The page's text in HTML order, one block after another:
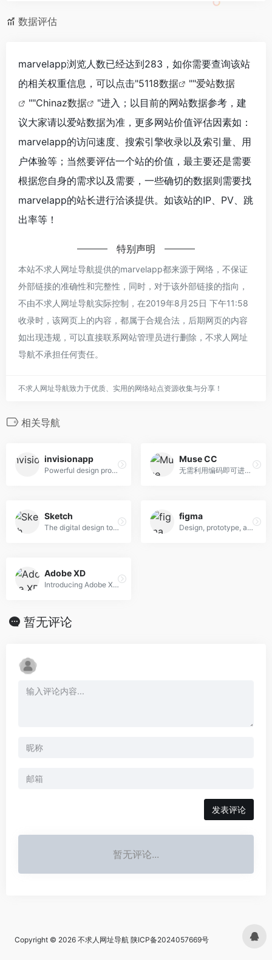
数据评估
marvelapp浏览人数已经达到283，如你需要查询该站
的相关权重信息，可以点击"5118数据 ""爱站数据
""Chinaz数据
"进入；以目前的网站数据参考，建
议大家请以爱站数据为准，更多网站价值评估因素如：
marvelapp的访问速度、搜索引擎收录以及索引量、用
户体验等；当然要评估一个站的价值，最主要还是需要
根据您自身的需求以及需要，一些确切的数据则需要找
marvelapp的站长进行洽谈提供。如该站的IP、PV、跳
出率等！
特别声明
本站不求人网址导航提供的marvelapp都来源于网络，不保证
外部链接的准确性和完整性，同时，对于该外部链接的指向，
不由不求人网址导航实际控制，在2019年8月25日 下午11:58
收录时，该网页上的内容，都属于合规合法，后期网页的内容
如出现违规，可以直接联系网站管理员进行删除，不求人网址
导航不承担任何责任。
不求人网址导航致力于优质、实用的网络站点资源收集与分享！
相关导航
invisionapp
Powerful design prototyping tools
Muse CC
无需利用编码即可进行网站设计。
Sketch
The digital design toolkit
figma
Design, prototype, and gather feedback all in one place with Figma.
Adobe XD
Introducing Adobe XD. Design. Prototype. Experience.
暂无评论
发表评论
暂无评论...
Copyright © 2026 不求人网址导航 陕ICP备2024057669号